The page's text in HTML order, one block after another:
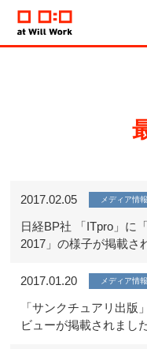
2017.02.05 メディア情報
日経BP社 「ITpro」に
2017」の様子が掲載さ
2017.01.20 メディア情報
「サンクチュアリ出版
ビューが掲載されまし